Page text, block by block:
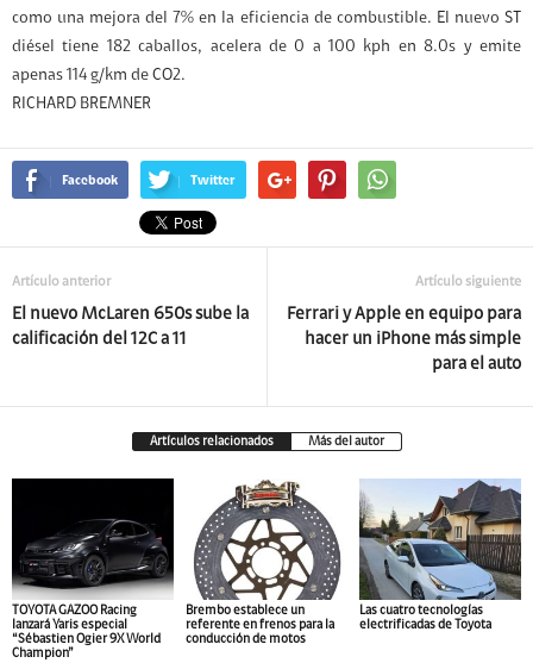
como una mejora del 7% en la eficiencia de combustible. El nuevo ST
diésel tiene 182 caballos, acelera de 0 a 100 kph en 8.0s y emite
apenas 114 g/km de CO2.
RICHARD BREMNER
Facebook Twitter
Artículo anterior
El nuevo McLaren 650s sube la
calificación del 12C a 11
Artículo siguiente
Ferrari y Apple en equipo para
hacer un iPhone más simple
para el auto
Artículos relacionados Más del autor
TOYOTA GAZOO Racing
lanzará Yaris especial
“Sébastien Ogier 9X World
Champion”
Brembo establece un
referente en frenos para la
conducción de motos
Las cuatro tecnologías
electrificadas de Toyota